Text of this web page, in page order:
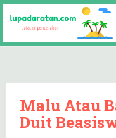
Malu Atau
Duit